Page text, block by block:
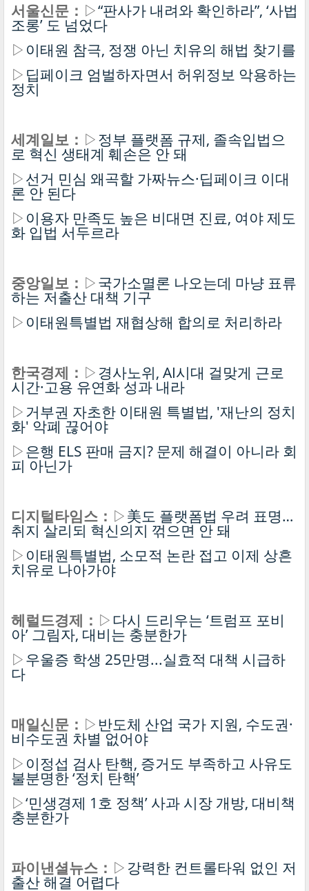
서울신문： ▷“판사가 내려와 확인하라”, ‘사법
조롱’ 도 넘었다
▷ 이태원 참극, 정쟁 아닌 치유의 해법 찾기를
▷ 딥페이크 엄벌하자면서 허위정보 악용하는
정치
세계일보： ▷정부 플랫폼 규제, 졸속입법으
로 혁신 생태계 훼손은 안 돼
▷선거 민심 왜곡할 가짜뉴스·딥페이크 이대
론 안 된다
▷ 이용자 만족도 높은 비대면 진료, 여야 제도
화 입법 서두르라
중앙일보： ▷국가소멸론 나오는데 마냥 표류
하는 저출산 대책 기구
▷ 이태원특별법 재협상해 합의로 처리하라
한국경제： ▷경사노위, AI시대 걸맞게 근로
시간·고용 유연화 성과 내라
▷거부권 자초한 이태원 특별법, '재난의 정치
화' 악폐 끊어야
▷은행 ELS 판매 금지? 문제 해결이 아니라 회
피 아닌가
디지털타임스： ▷美도 플랫폼법 우려 표명…
취지 살리되 혁신의지 꺾으면 안 돼
▷ 이태원특별법, 소모적 논란 접고 이제 상흔
치유로 나아가야
헤럴드경제： ▷다시 드리우는 ‘트럼프 포비
아’ 그림자, 대비는 충분한가
▷우울증 학생 25만명...실효적 대책 시급하
다
매일신문： ▷ 반도체 산업 국가 지원, 수도권·
비수도권 차별 없어야
▷ 이정섭 검사 탄핵, 증거도 부족하고 사유도
불분명한 ‘정치 탄핵’
▷‘민생경제 1호 정책’ 사과 시장 개방, 대비책
충분한가
파이낸셜뉴스： ▷강력한 컨트롤타워 없인 저
출산 해결 어렵다